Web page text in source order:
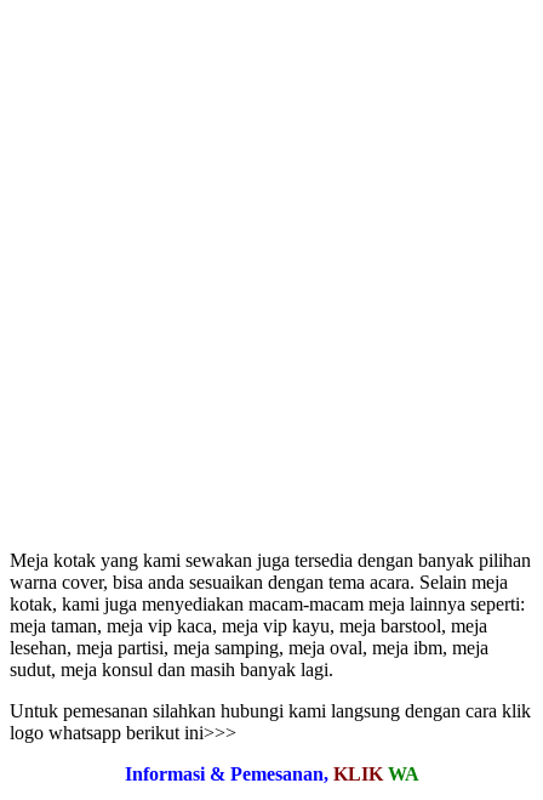
Meja kotak yang kami sewakan juga tersedia dengan banyak pilihan
warna cover, bisa anda sesuaikan dengan tema acara. Selain meja
kotak, kami juga menyediakan macam-macam meja lainnya seperti:
meja taman, meja vip kaca, meja vip kayu, meja barstool, meja
lesehan, meja partisi, meja samping, meja oval, meja ibm, meja
sudut, meja konsul dan masih banyak lagi.
Untuk pemesanan silahkan hubungi kami langsung dengan cara klik
logo whatsapp berikut ini>>>
Informasi & Pemesanan, KLIK WA